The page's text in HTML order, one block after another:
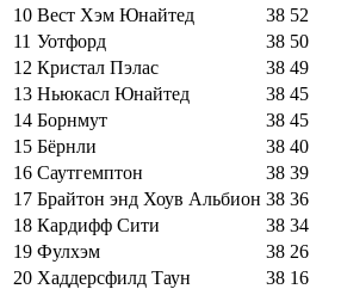
10 Вест Хэм Юнайтед 38 52
11 Уотфорд 38 50
12 Кристал Пэлас 38 49
13 Ньюкасл Юнайтед 38 45
14 Борнмут 38 45
15 Бёрнли 38 40
16 Саутгемптон 38 39
17 Брайтон энд Хоув Альбион 38 36
18 Кардифф Сити 38 34
19 Фулхэм 38 26
20 Хаддерсфилд Таун 38 16